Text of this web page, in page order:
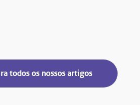
todos os nossos artigos